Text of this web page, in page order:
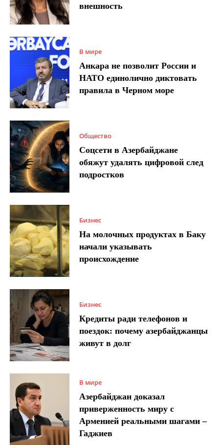
внешность
В мире
Анкара не позволит России и
НАТО единолично диктовать
правила в Черном море
Общество
Соцсети в Азербайджане
обяжут удалять цифровой след
подростков
Бизнес
На молочных продуктах в Баку
начали указывать
происхождение
Бизнес
Кредиты ради телефонов и
поездок: почему азербайджанцы
живут в долг
В мире
Азербайджан доказал
приверженность миру с
Арменией реальными шагами –
Гаджиев